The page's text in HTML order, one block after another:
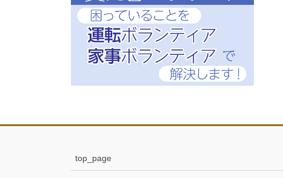
top_page